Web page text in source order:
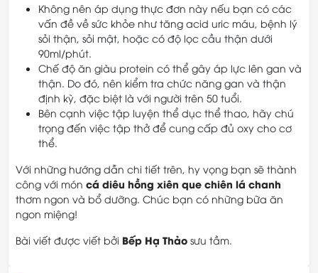
Không nên áp dụng thực đơn này nếu bạn có các
vấn đề về sức khỏe như tăng acid uric máu, bệnh lý
sỏi thận, sỏi mật, hoặc có độ lọc cầu thận dưới
90ml/phút.
Chế độ ăn giàu protein có thể gây áp lực lên gan và
thận. Do đó, nên kiểm tra chức năng gan và thận
định kỳ, đặc biệt là với người trên 50 tuổi.
Bên cạnh việc tập luyện thể dục thể thao, hãy chú
trọng đến việc tập thở để cung cấp đủ oxy cho cơ
thể.
Với những hướng dẫn chi tiết trên, hy vọng bạn sẽ thành
công với món cá diêu hồng xiên que chiên lá chanh
thơm ngon và bổ dưỡng. Chúc bạn có những bữa ăn
ngon miệng!
Bài viết được viết bởi Bếp Hạ Thảo sưu tầm.